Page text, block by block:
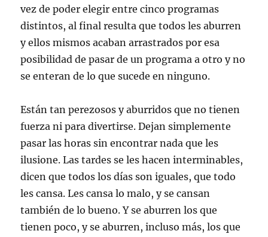
vez de poder elegir entre cinco programas
distintos, al final resulta que todos les aburren
y ellos mismos acaban arrastrados por esa
posibilidad de pasar de un programa a otro y no
se enteran de lo que sucede en ninguno.
Están tan perezosos y aburridos que no tienen
fuerza ni para divertirse. Dejan simplemente
pasar las horas sin encontrar nada que les
ilusione. Las tardes se les hacen interminables,
dicen que todos los días son iguales, que todo
les cansa. Les cansa lo malo, y se cansan
también de lo bueno. Y se aburren los que
tienen poco, y se aburren, incluso más, los que